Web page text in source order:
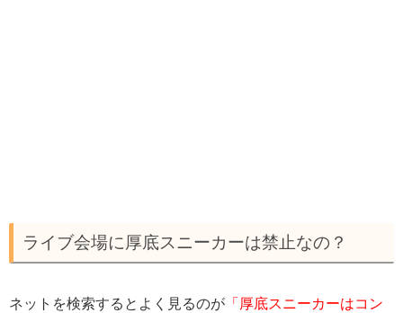
ライブ会場に厚底スニーカーは禁止なの？
ネットを検索するとよく見るのが 「厚底スニーカーはコン